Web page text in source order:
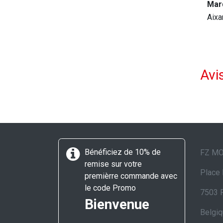
Bénéficiez de 10% de
remise sur votre
premièrre commande avec
le code Promo
Bienvenue
FZ
Place
7503